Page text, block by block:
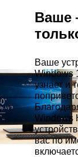
Ваше
Ваше
Windows
узнает и
Windows
вас по